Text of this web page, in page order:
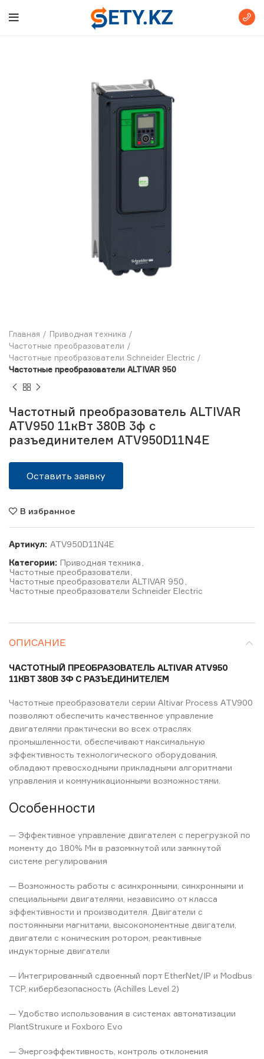
Главная
Приводная техника
Частотные преобразователи
Частотные преобразователи Schneider Electric
Частотные преобразователи ALTIVAR 950
Частотный преобразователь ALTIVAR
ATV950 11кВт 380В 3ф c
разъединителем ATV950D11N4E
Оставить заявку
В избранное
Артикул: ATV950D11N4E
Категории: Приводная техника
Частотные преобразователи
Частотные преобразователи ALTIVAR 950
Частотные преобразователи Schneider Electric
ОПИСАНИЕ
ЧАСТОТНЫЙ ПРЕОБРАЗОВАТЕЛЬ ALTIVAR ATV950
11КВТ 380В 3Ф C РАЗЪЕДИНИТЕЛЕМ
Частотные преобразователи cерии Altivar Process ATV900
позволяют обеспечить качественное управление
двигателями практически во всех отраслях
промышленности, обеспечивают максимальную
эффективность технологического оборудования,
обладают превосходными прикладными алгоритмами
управления и коммуникационными возможностями.
Особенности
— Эффективное управление двигателем с перегрузкой по
моменту до 180% Мн в разомкнутой или замкнутой
системе регулирования
— Возможность работы с асинхронными, синхронными и
специальными двигателями, независимо от класса
эффективности и производителя. Двигатели с
постоянными магнитами, высокомоментные двигатели,
двигатели с коническим ротором, реактивные
индукторные двигатели
— Интегрированный сдвоенный порт EtherNet/IP и Modbus
TCP, кибербезопасность (Achilles Level 2)
— Удобство использования в системах автоматизации
PlantStruxure и Foxboro Evo
— Энергоэффективность, контроль отклонения